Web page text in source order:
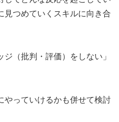
見つめていくスキルに向き合
（批判・評価）をしない」
やっていけるかも併せて検討